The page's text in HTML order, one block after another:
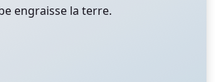
engraisse la terre.